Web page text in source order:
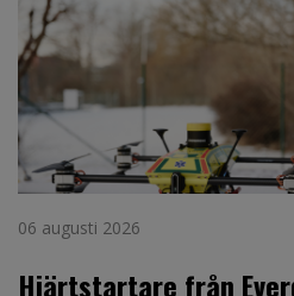
06 augusti 2026
Hjärtstartare från